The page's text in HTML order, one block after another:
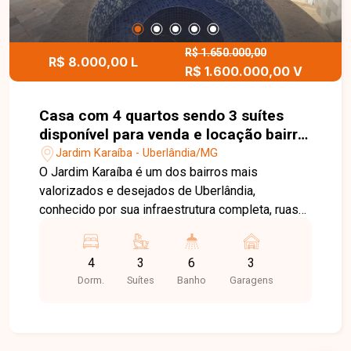
ao ar livre, segurança e portaria 24 horas. Entre
em contato para mais informações e agende uma
visita para conhecer este excelente apartamento.
R$ 8.000,00 L
R$ 1.650.000,00
R$ 1.600.000,00 V
Casa com 4 quartos sendo 3 suítes
disponível para venda e locação bairro
Jardim Karaíba em Uberlândia-MG
Jardim Karaíba - Uberlândia/MG
O Jardim Karaíba é um dos bairros mais
valorizados e desejados de Uberlândia,
conhecido por sua infraestrutura completa, ruas
oferece fácil acesso às principais avenidas da
cidade, além de estar próxima a supermercados,
escolas, restaurantes, farmácias, academias e
4
Dorm.
3
Suítes
6
Banho
3
Garagens